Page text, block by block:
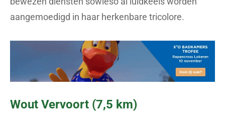
aangemoedigd in haar herkenbare tricolore.
Wout Vervoort (7,5 km)